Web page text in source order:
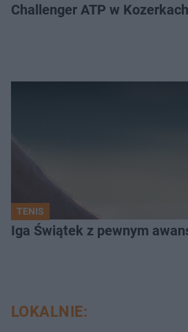
Challenger ATP w
TENIS
Iga Świątek z pewnym
LOKALNIE: